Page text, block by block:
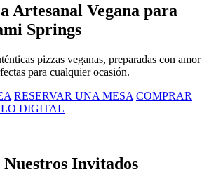
Artesanal Vegana para
Springs
pizzas veganas, preparadas con amor
para cualquier ocasión.
RESERVAR UNA MESA COMPRAR
DIGITAL
Invitados